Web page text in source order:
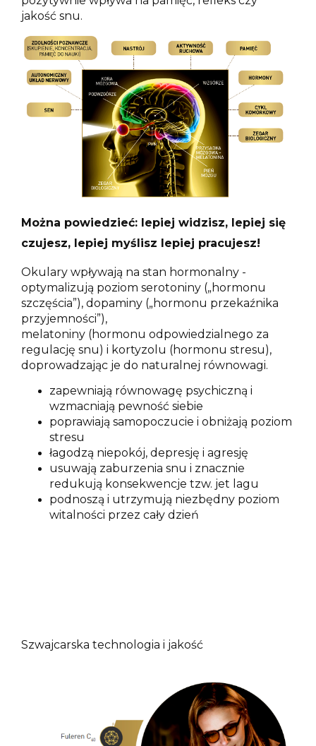
jakość snu.
Można powiedzieć: lepiej widzisz, lepiej się
czujesz, lepiej myślisz lepiej pracujesz!
Okulary wpływają na stan hormonalny -
optymalizują poziom serotoniny („hormonu
szczęścia”), dopaminy („hormonu przekaźnika
przyjemności”),
melatoniny (hormonu odpowiedzialnego za
regulację snu) i kortyzolu (hormonu stresu),
doprowadzając je do naturalnej równowagi.
zapewniają równowagę psychiczną i
wzmacniają pewność siebie
poprawiają samopoczucie i obniżają poziom
stresu
łagodzą niepokój, depresję i agresję
usuwają zaburzenia snu i znacznie
redukują konsekwencje tzw. jet lagu
podnoszą i utrzymują niezbędny poziom
witalności przez cały dzień
Szwajcarska technologia i jakość